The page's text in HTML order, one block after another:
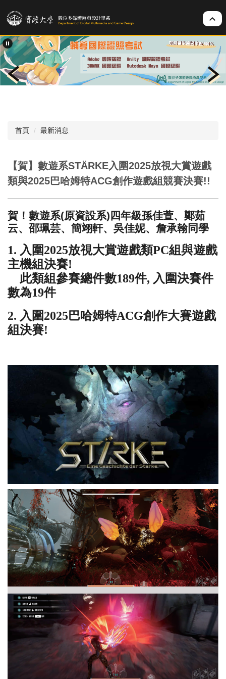
到
要
內
容
區
首頁 最新消息
【賀】數遊系STÄRKE入圍2025放視大賞遊戲
類與2025巴哈姆特ACG創作遊戲組競賽決賽!!
賀！數遊系(原資設系)四年級孫佳萱、鄭茹
云、邵珮芸、簡翊軒、吳佳妮、詹承翰同學
1. 入圍2025放視大賞遊戲類PC組與遊戲
主機組決賽!
此類組參賽總件數189件, 入圍決賽件
數為19件
2. 入圍2025巴哈姆特ACG創作大賽遊戲
組決賽!